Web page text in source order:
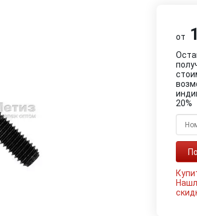
от
20%